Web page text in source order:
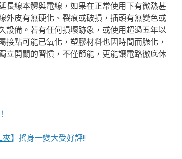
長線本體與電線，如果在正常使用下有微熱甚
外皮有無硬化、裂痕或破損，插頭有無變色或
設備。若有任何損壞跡象，或使用超過五年以
點可能已氧化，塑膠材料也因時間而脆化，
立開關的習慣，不僅節能，更能讓電路徹底休
夾】搖身一變大受好評!!